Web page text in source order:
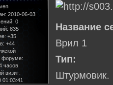
: 2010-06-03
0
835
+35
+44
форуме:
часов
визит:
01:03:41
Название
Врил 1
Тип:
Штурмовик.